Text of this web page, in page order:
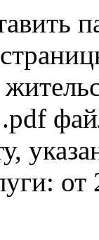
от